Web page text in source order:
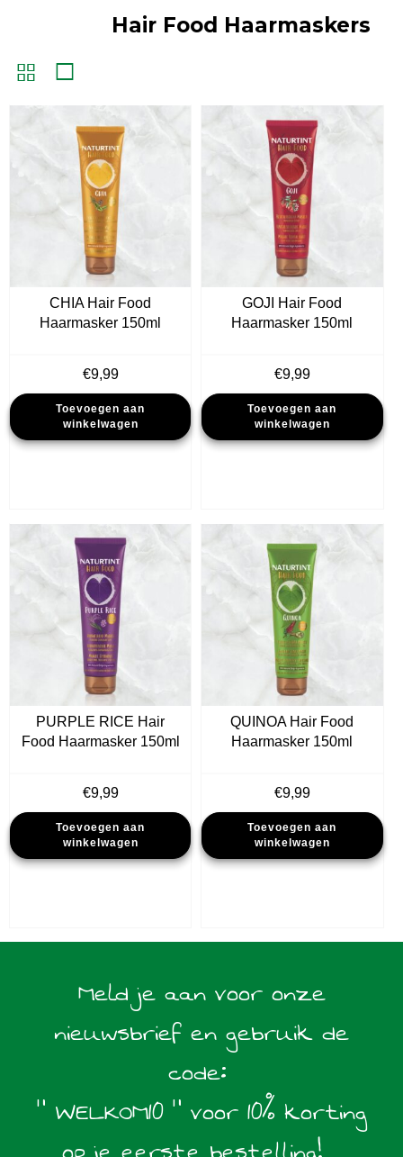
Hair Food Haarmaskers
CHIA Hair Food
Haarmasker 150ml
€9,99
Toevoegen aan
winkelwagen
GOJI Hair Food
Haarmasker 150ml
€9,99
Toevoegen aan
winkelwagen
PURPLE RICE Hair
Food Haarmasker 150ml
€9,99
Toevoegen aan
winkelwagen
QUINOA Hair Food
Haarmasker 150ml
€9,99
Toevoegen aan
winkelwagen
Meld je aan voor onze
nieuwsbrief en gebruik de
code:
" WELKOM10 " voor 10% korting